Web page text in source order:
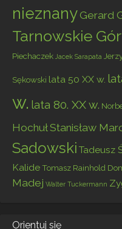
nieznany Gerard
Tarnowskie
Piechaczek Jacek Sarapata
Sękowski lata 50 XX w.
w. lata 80. XX w.
HochułStanisław
Sadowski Tadeusz
KalideTomasz Rainhold
Madej Walter Tuckermann
Orientuj się